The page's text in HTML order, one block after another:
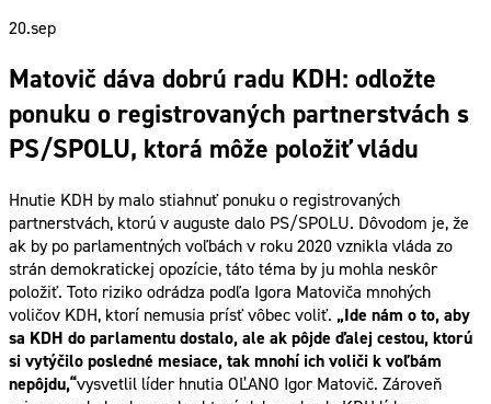
20.sep
Matovič dáva dobrú radu KDH: odložte
ponuku o registrovaných partnerstvách s
PS/SPOLU, ktorá môže položiť vládu
Hnutie KDH by malo stiahnuť ponuku o registrovaných
partnerstvách, ktorú v auguste dalo PS/SPOLU. Dôvodom je, že
ak by po parlamentných voľbách v roku 2020 vznikla vláda zo
strán demokratickej opozície, táto téma by ju mohla neskôr
položiť. Toto riziko odrádza podľa Igora Matoviča mnohých
voličov KDH, ktorí nemusia prísť vôbec voliť. „Ide nám o to, aby
sa KDH do parlamentu dostalo, ale ak pôjde ďalej cestou, ktorú
si vytýčilo posledné mesiace, tak mnohí ich voliči k voľbám
nepôjdu,“vysvetlil líder hnutia OĽANO Igor Matovič. Zároveň